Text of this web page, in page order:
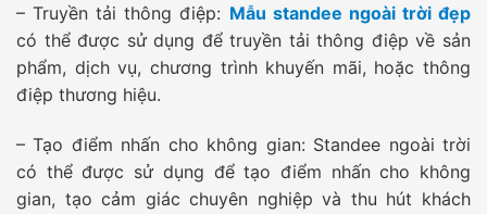
– Truyền tải thông điệp: Mẫu standee ngoài trời đẹp
có thể được sử dụng để truyền tải thông điệp về sản
phẩm, dịch vụ, chương trình khuyến mãi, hoặc thông
điệp thương hiệu.
– Tạo điểm nhấn cho không gian: Standee ngoài trời
có thể được sử dụng để tạo điểm nhấn cho không
gian, tạo cảm giác chuyên nghiệp và thu hút khách